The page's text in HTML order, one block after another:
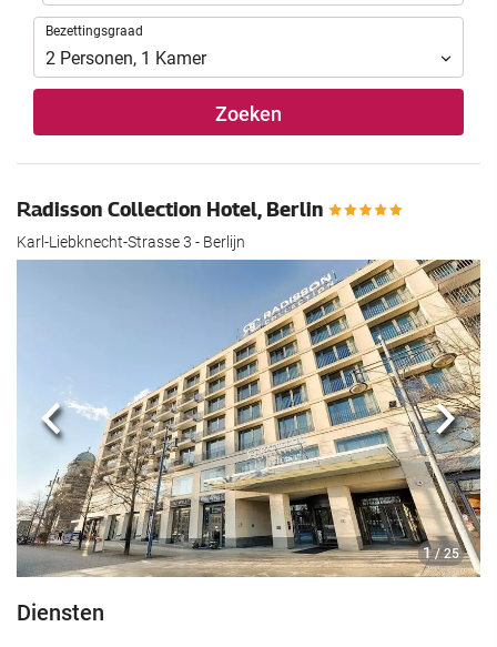
Bezettingsgraad
Bezettingsgraad
2 Personen, 1 Kamer
Zoeken
Radisson Collection Hotel, Berlin
Karl-Liebknecht-Strasse 3 - Berlijn
1 / 25
Vorige
Diensten